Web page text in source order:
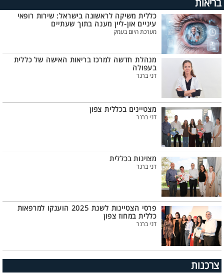
בריאות
כללית משיקה לראשונה בישראל: שירות רופאי
עיניים און-ליין מענה בתוך שעתיים
מערכת היום בעמק
מנהלת חדשה למרכז בריאות האישה של כללית
בעפולה
דני ברנר
מצטיינים בכללית צפון
דני ברנר
מצוינות בכללית
דני ברנר
פרסי הצטיינות לשנת 2025 הוענקו למרפאות
כללית במחוז צפון
דני ברנר
צרכנות